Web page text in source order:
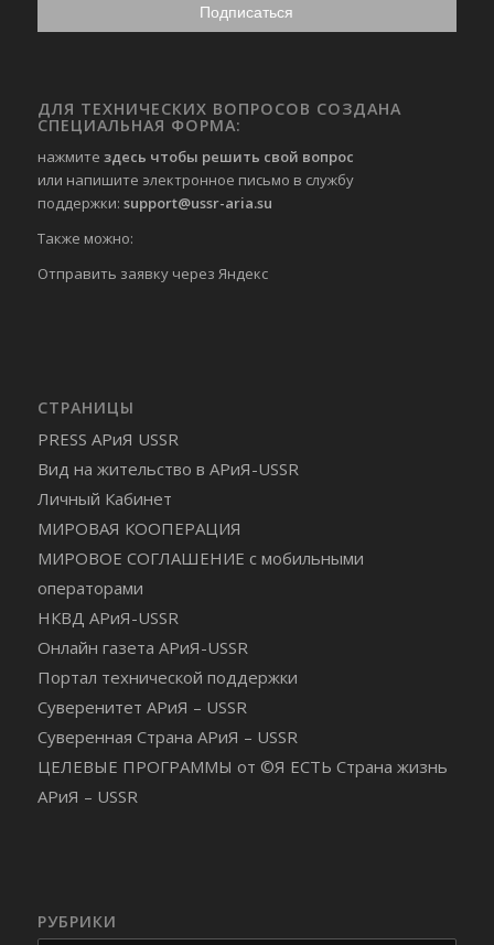
ДЛЯ ТЕХНИЧЕСКИХ ВОПРОСОВ СОЗДАНА
СПЕЦИАЛЬНАЯ ФОРМА:
нажмите здесь чтобы решить свой вопрос
или напишите электронное письмо в службу
поддержки: support@ussr-aria.su
Также можно:
Отправить заявку через Яндекс
СТРАНИЦЫ
PRESS АРиЯ USSR
Вид на жительство в АРиЯ-USSR
Личный Кабинет
МИРОВАЯ КООПЕРАЦИЯ
МИРОВОЕ СОГЛАШЕНИЕ с мобильными
операторами
НКВД АРиЯ-USSR
Онлайн газета АРиЯ-USSR
Портал технической поддержки
Суверенитет АРиЯ – USSR
Суверенная Страна АРиЯ – USSR
ЦЕЛЕВЫЕ ПРОГРАММЫ от ©Я ЕСТЬ Страна жизнь
АРиЯ – USSR
РУБРИКИ